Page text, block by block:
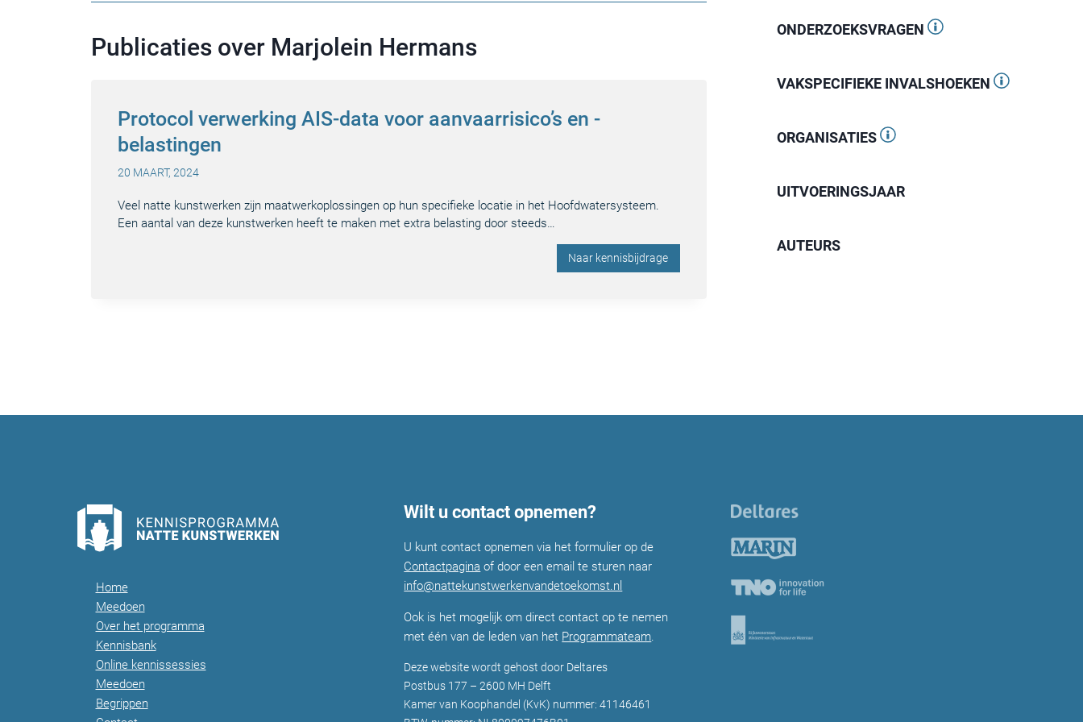
Publicaties over Marjolein Hermans
Protocol verwerking AIS-data voor aanvaarrisico’s en -
belastingen
20 MAART, 2024
Veel natte kunstwerken zijn maatwerkoplossingen op hun specifieke locatie in het Hoofdwatersysteem.
Een aantal van deze kunstwerken heeft te maken met extra belasting door steeds…
Naar kennisbijdrage
ONDERZOEKSVRAGEN
VAKSPECIFIEKE INVALSHOEKEN
ORGANISATIES
UITVOERINGSJAAR
AUTEURS
Home
Meedoen
Over het programma
Kennisbank
Online kennissessies
Meedoen
Begrippen
Wilt u contact opnemen?
U kunt contact opnemen via het formulier op de
Contactpagina of door een email te sturen naar
info@nattekunstwerkenvandetoekomst.nl
Ook is het mogelijk om direct contact op te nemen
met één van de leden van het Programmateam.
Deze website wordt gehost door Deltares
Postbus 177 – 2600 MH Delft
Kamer van Koophandel (KvK) nummer: 41146461